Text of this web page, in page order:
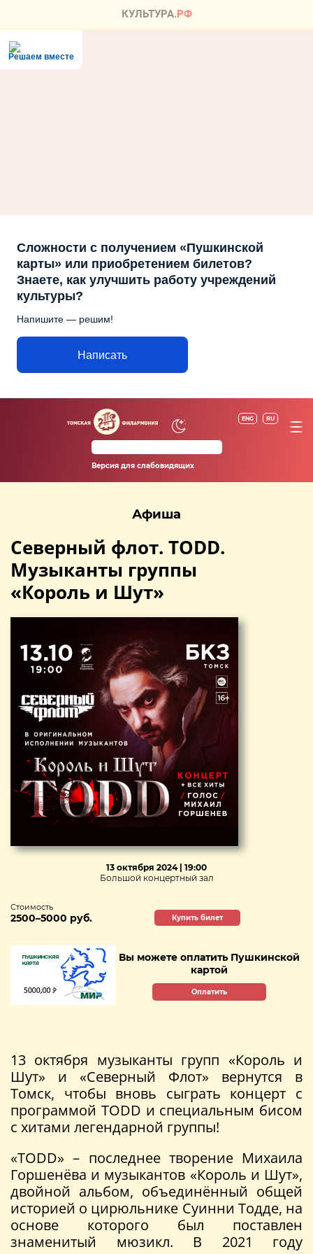
Решаем вместе
Сложности с получением «Пушкинской
карты» или приобретением билетов?
Знаете, как улучшить работу учреждений
культуры?
Напишите — решим!
Написать
ENG RU
Версия для слабовидящих
Афиша
Северный флот. TODD.
Музыканты группы
«Король и Шут»
13 октября 2024 | 19:00
Большой концертный зал
Стоимость
2500–5000 руб. Купить билет
Вы можете оплатить Пушкинской
картой
Оплатить
13 октября музыканты групп «Король и
Шут» и «Северный Флот» вернутся в
Томск, чтобы вновь сыграть концерт с
программой TODD и специальным бисом
с хитами легендарной группы!
«TODD» – последнее творение Михаила
Горшенёва и музыкантов «Король и Шут»,
двойной альбом, объединённый общей
историей о цирюльнике Суинни Тодде, на
основе которого был поставлен
знаменитый мюзикл. В 2021 году